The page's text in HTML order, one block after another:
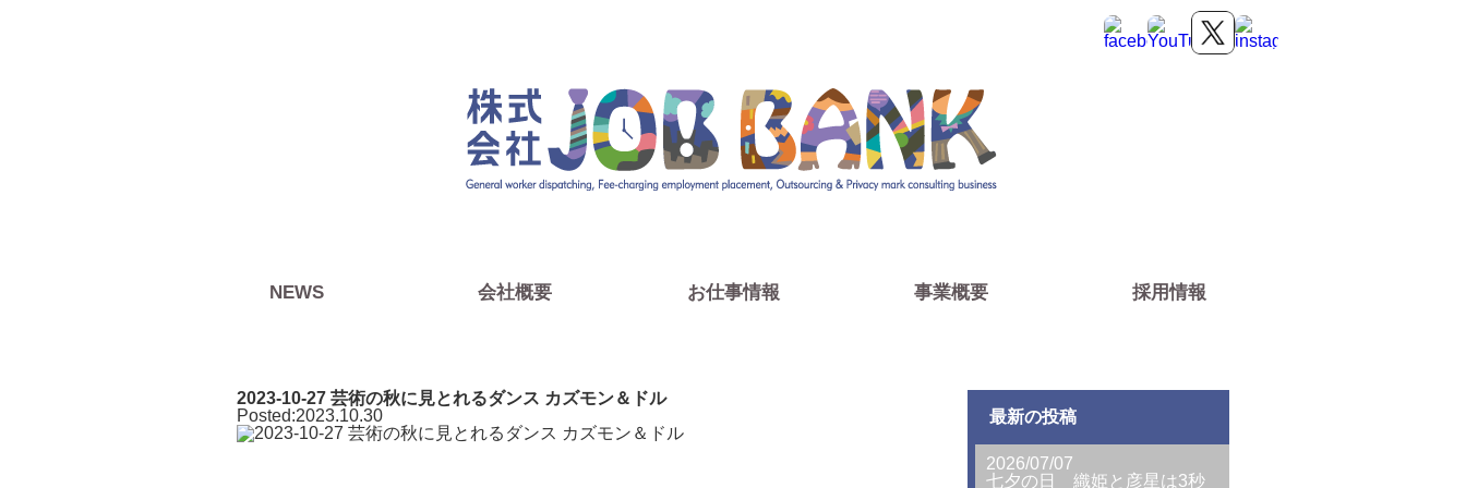
NEWS 会社概要 お仕事情報 事業概要 採用情報
2023-10-27 芸術の秋に見とれるダンス カズモン＆ドル
Posted:2023.10.30
最新の投稿
2026/07/07
七夕の日 織姫と彦星は3秒